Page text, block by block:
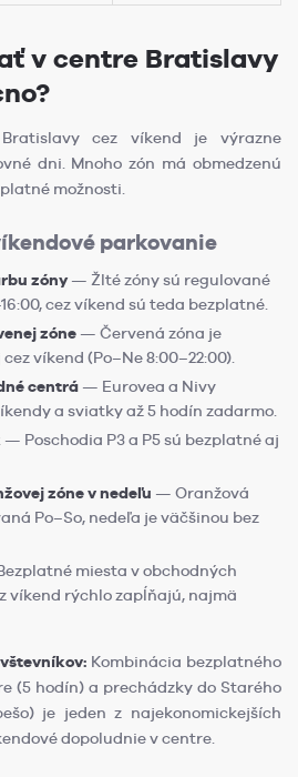
v centre Bratislavy
cez víkend je výrazne
dni. Mnoho zón má obmedzenú
možnosti.
parkovanie
zóny— Žlté zóny sú regulované
cez víkend sú teda bezplatné.
zóne — Červená zóna je
víkend (Po–Ne 8:00–22:00).
centrá — Eurovea a Nivy
a sviatky až 5 hodín zadarmo.
— Poschodia P3 a P5 sú bezplatné aj
zóne v nedeľu — Oranžová
Po–So, nedeľa je väčšinou bez
miesta v obchodných
víkend rýchlo zapĺňajú, najmä
Kombinácia bezplatného
(5 hodín) a prechádzky do Starého
je jeden z najekonomickejších
dopoludnie v centre.